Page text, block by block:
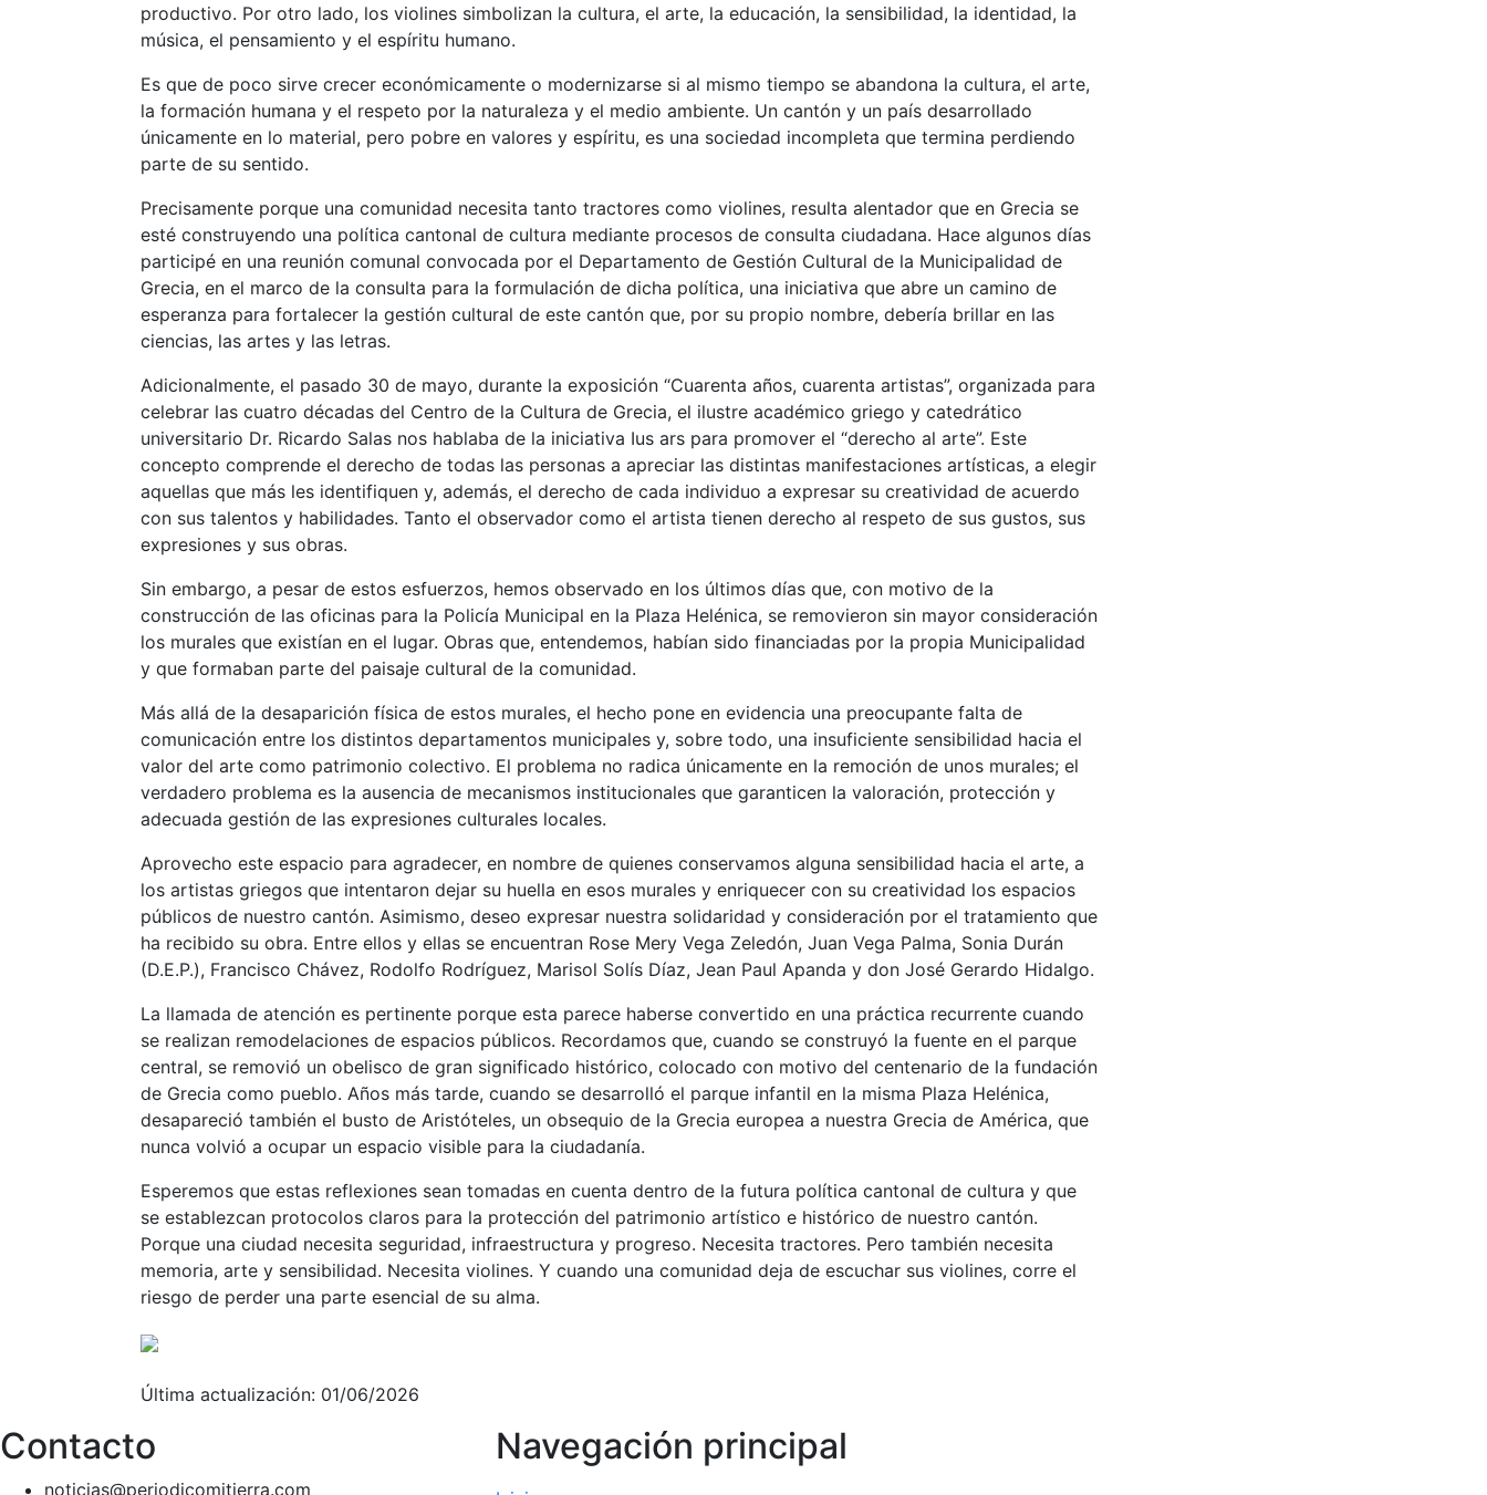
productivo. Por otro lado, los violines simbolizan la cultura, el arte, la educación, la sensibilidad, la identidad, la
música, el pensamiento y el espíritu humano.
Es que de poco sirve crecer económicamente o modernizarse si al mismo tiempo se abandona la cultura, el arte,
la formación humana y el respeto por la naturaleza y el medio ambiente. Un cantón y un país desarrollado
únicamente en lo material, pero pobre en valores y espíritu, es una sociedad incompleta que termina perdiendo
parte de su sentido.
Precisamente porque una comunidad necesita tanto tractores como violines, resulta alentador que en Grecia se
esté construyendo una política cantonal de cultura mediante procesos de consulta ciudadana. Hace algunos días
participé en una reunión comunal convocada por el Departamento de Gestión Cultural de la Municipalidad de
Grecia, en el marco de la consulta para la formulación de dicha política, una iniciativa que abre un camino de
esperanza para fortalecer la gestión cultural de este cantón que, por su propio nombre, debería brillar en las
ciencias, las artes y las letras.
Adicionalmente, el pasado 30 de mayo, durante la exposición “Cuarenta años, cuarenta artistas”, organizada para
celebrar las cuatro décadas del Centro de la Cultura de Grecia, el ilustre académico griego y catedrático
universitario Dr. Ricardo Salas nos hablaba de la iniciativa Ius ars para promover el “derecho al arte”. Este
concepto comprende el derecho de todas las personas a apreciar las distintas manifestaciones artísticas, a elegir
aquellas que más les identifiquen y, además, el derecho de cada individuo a expresar su creatividad de acuerdo
con sus talentos y habilidades. Tanto el observador como el artista tienen derecho al respeto de sus gustos, sus
expresiones y sus obras.
Sin embargo, a pesar de estos esfuerzos, hemos observado en los últimos días que, con motivo de la
construcción de las oficinas para la Policía Municipal en la Plaza Helénica, se removieron sin mayor consideración
los murales que existían en el lugar. Obras que, entendemos, habían sido financiadas por la propia Municipalidad
y que formaban parte del paisaje cultural de la comunidad.
Más allá de la desaparición física de estos murales, el hecho pone en evidencia una preocupante falta de
comunicación entre los distintos departamentos municipales y, sobre todo, una insuficiente sensibilidad hacia el
valor del arte como patrimonio colectivo. El problema no radica únicamente en la remoción de unos murales; el
verdadero problema es la ausencia de mecanismos institucionales que garanticen la valoración, protección y
adecuada gestión de las expresiones culturales locales.
Aprovecho este espacio para agradecer, en nombre de quienes conservamos alguna sensibilidad hacia el arte, a
los artistas griegos que intentaron dejar su huella en esos murales y enriquecer con su creatividad los espacios
públicos de nuestro cantón. Asimismo, deseo expresar nuestra solidaridad y consideración por el tratamiento que
ha recibido su obra. Entre ellos y ellas se encuentran Rose Mery Vega Zeledón, Juan Vega Palma, Sonia Durán
(D.E.P.), Francisco Chávez, Rodolfo Rodríguez, Marisol Solís Díaz, Jean Paul Apanda y don José Gerardo Hidalgo.
La llamada de atención es pertinente porque esta parece haberse convertido en una práctica recurrente cuando
se realizan remodelaciones de espacios públicos. Recordamos que, cuando se construyó la fuente en el parque
central, se removió un obelisco de gran significado histórico, colocado con motivo del centenario de la fundación
de Grecia como pueblo. Años más tarde, cuando se desarrolló el parque infantil en la misma Plaza Helénica,
desapareció también el busto de Aristóteles, un obsequio de la Grecia europea a nuestra Grecia de América, que
nunca volvió a ocupar un espacio visible para la ciudadanía.
Esperemos que estas reflexiones sean tomadas en cuenta dentro de la futura política cantonal de cultura y que
se establezcan protocolos claros para la protección del patrimonio artístico e histórico de nuestro cantón.
Porque una ciudad necesita seguridad, infraestructura y progreso. Necesita tractores. Pero también necesita
memoria, arte y sensibilidad. Necesita violines. Y cuando una comunidad deja de escuchar sus violines, corre el
riesgo de perder una parte esencial de su alma.
Última actualización: 01/06/2026
Contacto
noticias@periodicomitierra.com
Navegación principal